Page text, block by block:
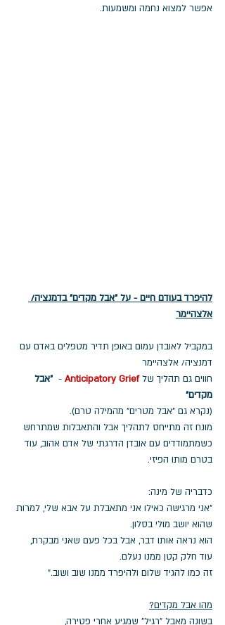
אפשר למצוא נחמה ומשמעות.
להיפרד בעודם חיים - על "אבל מקדים" בדמנציה/
אלצהיימר
במקביל לאובדן עמום באופן תדיר מטפלים באדם עם
דמנציה/ אלצהיימר
חווים גם תהליך של Anticipatory Grief
- "אבל
מקדים"
(נקרא גם "אבל מטרים" מהמילה טרם).
מונח זה מתייחס לתהליך אבל והתאבלות שמתרחש
כשמתמודדים עם אובדן הדרגתי של אדם אהוב, עוד
בטרם מותו הפיזי.
כדבריה של מינה:
"אני מרגישה כאילו אני מתאבלת על אבא שלי, למרות
שהוא יושב מולי בסלון.
הוא נראה אותו דבר, אבל בכל פעם שאני מבקרת,
עוד חלק קטן ממנו נעלם.
זה כמו להגיד שלום ולהיפרד ממנו שוב ושוב."
מהו אבל מקדים?
בשונה מאבל "רגיל" שמגיע אחרי פטירה,